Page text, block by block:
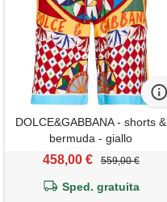
DOLCE&GABBANA - shorts &
bermuda - giallo
458,00 € 559,00 €
Sped. gratuita